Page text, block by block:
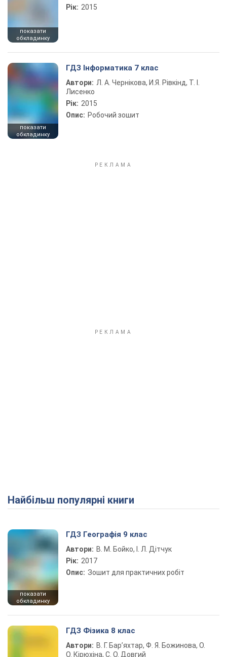
показати
обкладинку
Рік: 2015
показати
обкладинку
ГДЗ Інформатика 7 клас
Автори: Л. А. Чернікова, И.Я. Рівкінд, Т. І.
Лисенко
Рік: 2015
Опис: Робочий зошит
Найбільш популярні книги
показати
обкладинку
ГДЗ Географія 9 клас
Автори: В. М. Бойко, І. Л. Дітчук
Рік: 2017
Опис: Зошит для практичних робіт
ГДЗ Фізика 8 клас
Автори: В. Г. Бар’яхтар, Ф. Я. Божинова, О.
О. Кірюхіна, С. О. Довгий